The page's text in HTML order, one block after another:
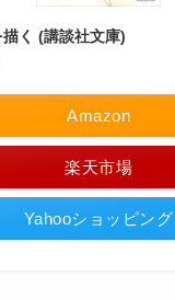
く (講談社文庫)
Amazon
楽天市場
Yahooショッピング